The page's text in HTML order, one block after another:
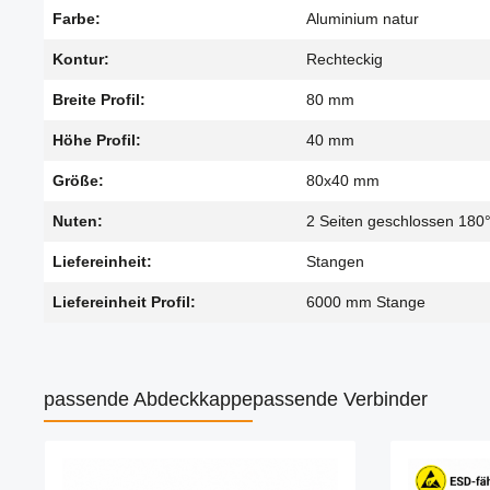
Farbe: Aluminium natur
Kontur: Rechteckig
Breite Profil: 80 mm
Höhe Profil: 40 mm
Größe: 80x40 mm
Nuten: 2 Seiten geschlossen 180°
Liefereinheit: Stangen
Liefereinheit Profil: 6000 mm Stange
passende Abdeckkappepassende Verbinder